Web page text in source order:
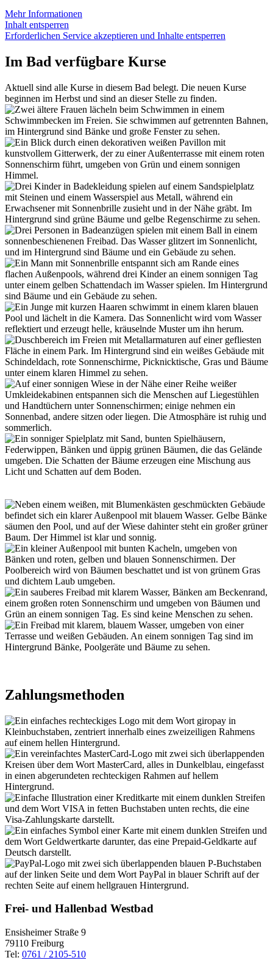
Mehr Informationen
Inhalt entsperren
Erforderlichen Service akzeptieren und Inhalte entsperren
Im Bad verfügbare Kurse
Aktuell sind alle Kurse in diesem Bad belegt. Die neuen Kurse
beginnen im Herbst und sind an dieser Stelle zu finden.
Zahlungsmethoden
Frei- und Hallenbad Westbad
Ensisheimer Straße 9
79110 Freiburg
Tel: 0761 / 2105-510